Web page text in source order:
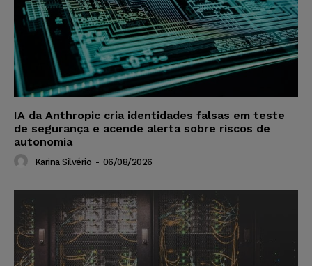
IA da Anthropic cria identidades falsas em teste
de segurança e acende alerta sobre riscos de
autonomia
Karina Silvério - 06/08/2026